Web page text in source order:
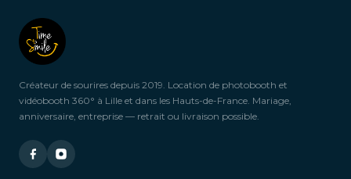
Créateur de sourires depuis 2019. Location de photobooth et
vidéobooth 360° à Lille et dans les Hauts-de-France. Mariage,
anniversaire, entreprise — retrait ou livraison possible.